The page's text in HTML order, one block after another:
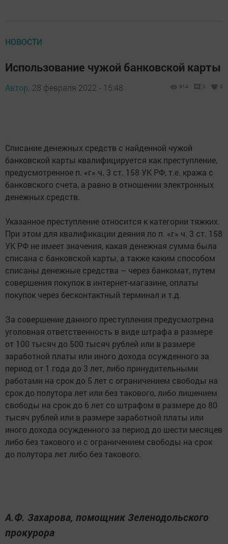
НОВОСТИ
Использование чужой банковской карты
Автор, 28 февраля 2022 - 15:48 914 0 0
Списание денежных средств с найденной чужой
банковской карты квалифицируется как преступление,
предусмотренное п. «г» ч. 3 ст. 158 УК РФ, т.е. кража с
банковского счета, а равно в отношении электронных
денежных средств.
Указанное преступление относится к категории тяжких.
При этом для квалификации деяния по п. «г» ч. 3 ст. 158
УК РФ не имеет значения, какая денежная сумма была
списана с банковской карты, а также каким способом
списаны денежные средства – через банкомат, путем
совершения покупок в интернет-магазине, оплаты
покупок через бесконтактный терминал и т.д.
За совершение данного преступления предусмотрена
уголовная ответственность в виде штрафа в размере
от 100 тысяч до 500 тысяч рублей или в размере
заработной платы или иного дохода осужденного за
период от 1 года до 3 лет, либо принудительными
работами на срок до 5 лет с ограничением свободы на
срок до полутора лет или без такового, либо лишением
свободы на срок до 6 лет со штрафом в размере до 80
тысяч рублей или в размере заработной платы или
иного дохода осужденного за период до шести месяцев
либо без такового и с ограничением свободы на срок
до полутора лет либо без такового.
А.Ф. Захарова, помощник Зеленодольского
прокурора